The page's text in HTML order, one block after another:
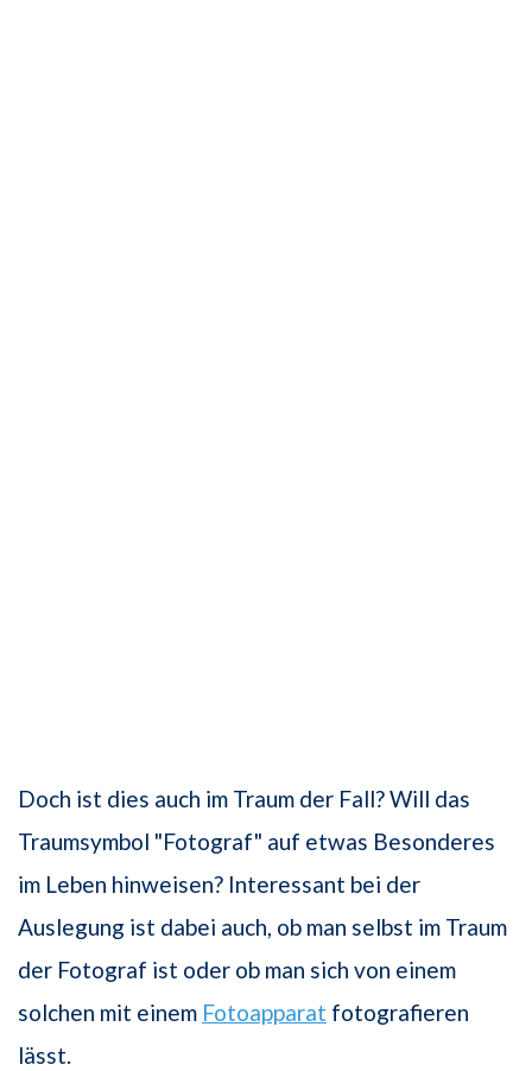
Doch ist dies auch im Traum der Fall? Will das
Traumsymbol "Fotograf" auf etwas Besonderes
im Leben hinweisen? Interessant bei der
Auslegung ist dabei auch, ob man selbst im Traum
der Fotograf ist oder ob man sich von einem
solchen mit einem Fotoapparat fotografieren
lässt.